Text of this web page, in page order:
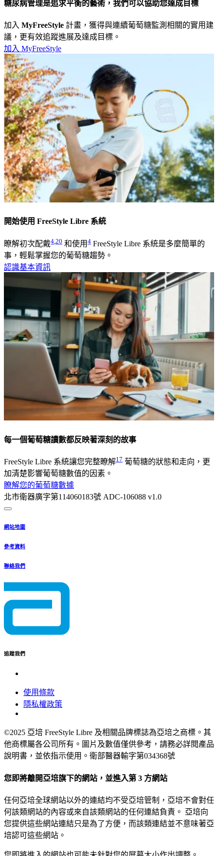
糖尿病管理是追求平衡的藝術，我們可以協助您達成目標
加入 MyFreeStyle 計畫，獲得與連續葡萄糖監測相關的實用建
議，更有效追蹤進展及達成目標。
加入 MyFreeStyle
開始使用 FreeStyle Libre 系統
瞭解初次配戴4 20 和使用 4 FreeStyle Libre 系統是多麼簡單的
事，輕鬆掌握您的葡萄糖趨勢。
認識基本資訊
每一個葡萄糖讀數都反映著深刻的故事
FreeStyle Libre 系統讓您完整瞭解17 葡萄糖的狀態和走向，更
加清楚影響葡萄糖數值的因素。
瞭解您的葡萄糖數據
北市衛器廣字第114060183號 ADC-106088 v1.0
網站地圖
參考資料
聯絡我們
追蹤我們
使用條款
隱私權政策
©2025 亞培 FreeStyle Libre 及相關品牌標誌為亞培之商標。其
他商標屬各公司所有。圖片及數值僅供參考，請務必詳閱產品
說明書，並依指示使用。衛部醫器輸字第034368號
您即將離開亞培旗下的網站，並進入第 3 方網站
任何亞培全球網站以外的連結均不受亞培管制，亞培不會對任
何該類網站的內容或來自該類網站的任何連結負責。 亞培向
您提供這些網站連結只是為了方便，而該類連結並不意味著亞
培認可這些網站。